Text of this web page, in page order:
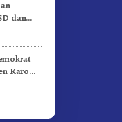
dan
Karo
Biru